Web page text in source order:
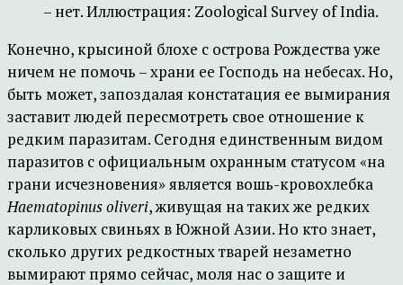
– нет. Иллюстрация: Zoological Survey of India.
Конечно, крысиной блохе с острова Рождества уже
ничем не помочь – храни ее Господь на небесах. Но,
быть может, запоздалая констатация ее вымирания
заставит людей пересмотреть свое отношение к
редким паразитам. Сегодня единственным видом
паразитов с официальным охранным статусом «на
грани исчезновения» является вошь-кровохлебка
Haematopinus oliveri, живущая на таких же редких
карликовых свиньях в Южной Азии. Но кто знает,
сколько других редкостных тварей незаметно
вымирают прямо сейчас, моля нас о защите и